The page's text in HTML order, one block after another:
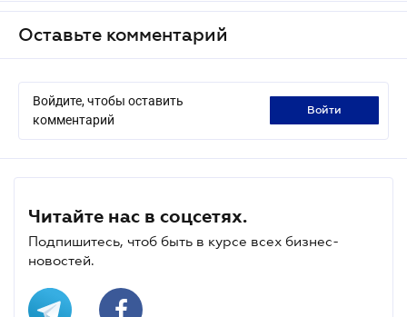
Оставьте комментарий
Войдите, чтобы оставить
комментарий
войти
Читайте нас в соцсетях.
Подпишитесь, чтоб быть в курсе всех бизнес-
новостей.